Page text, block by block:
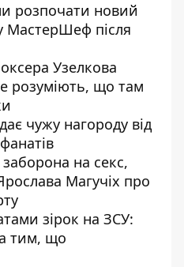
розпочати новий
МастерШеф після
Узелкова
розуміють, що там
чужу нагороду від
на секс,
Магучіх про
зірок на ЗСУ:
тим, що